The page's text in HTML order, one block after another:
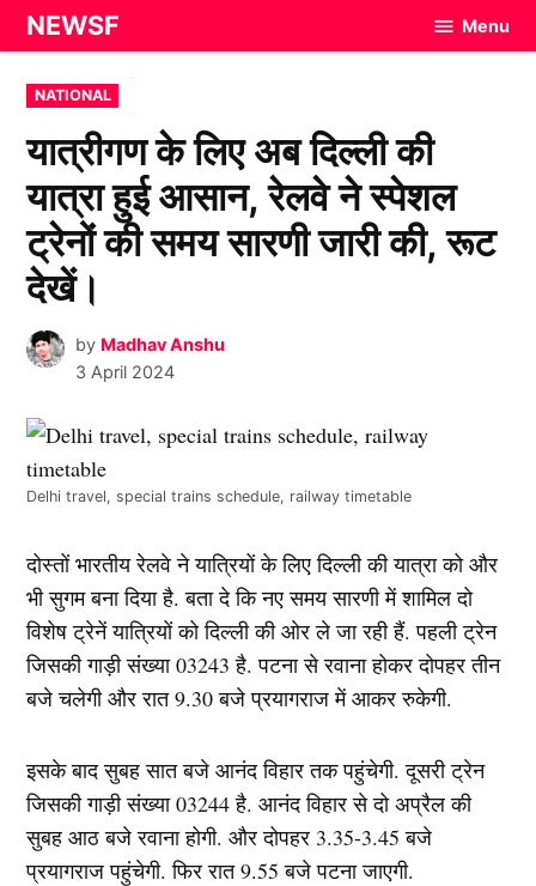
Skip
to
content
NEWSF Menu
POSTED
IN
NATIONAL
यात्रीगण के लिए अब दिल्ली की
यात्रा हुई आसान, रेलवे ने स्पेशल
ट्रेनों की समय सारणी जारी की, रूट
देखें।
by Madhav Anshu
3 April 2024
Delhi travel, special trains schedule, railway timetable
दोस्तों भारतीय रेलवे ने यात्रियों के लिए दिल्ली की यात्रा को और
भी सुगम बना दिया है. बता दे कि नए समय सारणी में शामिल दो
विशेष ट्रेनें यात्रियों को दिल्ली की ओर ले जा रही हैं. पहली ट्रेन
जिसकी गाड़ी संख्या 03243 है. पटना से रवाना होकर दोपहर तीन
बजे चलेगी और रात 9.30 बजे प्रयागराज में आकर रुकेगी.
इसके बाद सुबह सात बजे आनंद विहार तक पहुंचेगी. दूसरी ट्रेन
जिसकी गाड़ी संख्या 03244 है. आनंद विहार से दो अप्रैल की
सुबह आठ बजे रवाना होगी. और दोपहर 3.35-3.45 बजे
प्रयागराज पहुंचेगी. फिर रात 9.55 बजे पटना जाएगी.